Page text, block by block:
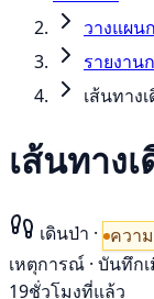
วางแผน
รายงาน
เส้นทาง
เส้นทาง
เดินป่า · ควา
เหตุการณ์ · บันทึก
19ชั่วโมงที่แล้ว